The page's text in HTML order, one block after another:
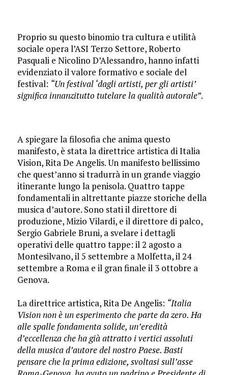
Proprio su questo binomio tra cultura e utilità
sociale opera l’ASI Terzo Settore, Roberto
Pasquali e Nicolino D’Alessandro, hanno infatti
evidenziato il valore formativo e sociale del
festival: “Un festival ‘dagli artisti, per gli artisti’
significa innanzitutto tutelare la qualità autorale”.
A spiegare la filosofia che anima questo
manifesto, è stata la direttrice artistica di Italia
Vision, Rita De Angelis. Un manifesto bellissimo
che quest’anno si tradurrà in un grande viaggio
itinerante lungo la penisola. Quattro tappe
fondamentali in altrettante piazze storiche della
musica d’autore. Sono stati il direttore di
produzione, Mizio Vilardi, e il direttore di palco,
Sergio Gabriele Bruni, a svelare i dettagli
operativi delle quattro tappe: il 2 agosto a
Montesilvano, il 5 settembre a Molfetta, il 24
settembre a Roma e il gran finale il 3 ottobre a
Genova.
​La direttrice artistica, Rita De Angelis: “Italia
Vision non è un esperimento che parte da zero. Ha
alle spalle fondamenta solide, un’eredità
d’eccellenza che ha già attratto i vertici assoluti
della musica d’autore del nostro Paese. Basti
pensare che la prima edizione, svoltasi sull’asse